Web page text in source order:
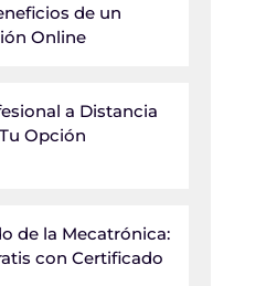
de un
Online
a Distancia
Opción
de la Mecatrónica:
con Certificado